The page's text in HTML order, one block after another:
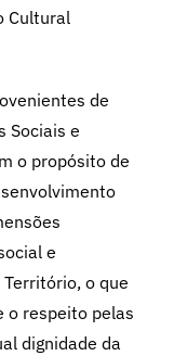
Cultural
de
Sociais e
o propósito de
e
o que
o respeito pelas
dignidade da